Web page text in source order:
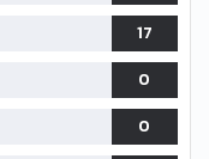
17
0
0